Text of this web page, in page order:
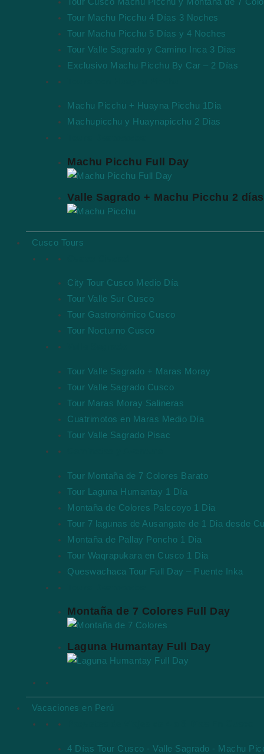
Tour Machu Picchu 4 Días 3 Noches
Tour Machu Picchu 5 Días y 4 Noches
Tour Valle Sagrado y Camino Inca 3 Dias
Exclusivo Machu Picchu By Car – 2 Días
Machu Picchu + Huayna Picchu 1Dia
Machupicchu y Huaynapicchu 2 Dias
Machu Picchu Full Day
Valle Sagrado + Machu Picchu 2 días
Cusco Tours
City Tour Cusco Medio Día
Tour Valle Sur Cusco
Tour Gastronómico Cusco
Tour Nocturno Cusco
Tour Valle Sagrado + Maras Moray
Tour Valle Sagrado Cusco
Tour Maras Moray Salineras
Cuatrimotos en Maras Medio Día
Tour Valle Sagrado Pisac
Tour Montaña de 7 Colores Barato
Tour Laguna Humantay 1 Día
Montaña de Colores Palccoyo 1 Dia
Tour 7 lagunas de Ausangate de 1 Dia desde
Montaña de Pallay Poncho 1 Dia
Tour Waqrapukara en Cusco 1 Dia
Queswachaca Tour Full Day – Puente Inka
Montaña de 7 Colores Full Day
Laguna Humantay Full Day
Vacaciones en Perú
4 Días Tour Cusco - Valle Sagrado - Machu